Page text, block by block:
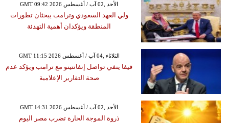
GMT 09:42 2026 الأحد ,02 آب / أغسطس
ولي العهد السعودي وترامب يبحثان تطورات
المنطقة ويؤكدان أهمية التهدئة
GMT 11:15 2026 الثلاثاء ,04 آب / أغسطس
فيفا ينفي تواصل إنفانتينو مع ترامب ويؤكد عدم
صحة التقارير الإعلامية
GMT 14:31 2026 الأحد ,02 آب / أغسطس
ذروة الموجة الحارة تضرب مصر اليوم